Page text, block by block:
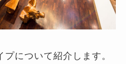
について紹介します。